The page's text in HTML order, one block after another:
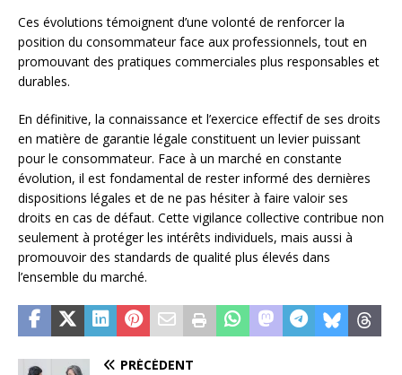
Ces évolutions témoignent d’une volonté de renforcer la
position du consommateur face aux professionnels, tout en
promouvant des pratiques commerciales plus responsables et
durables.
En définitive, la connaissance et l’exercice effectif de ses droits
en matière de garantie légale constituent un levier puissant
pour le consommateur. Face à un marché en constante
évolution, il est fondamental de rester informé des dernières
dispositions légales et de ne pas hésiter à faire valoir ses
droits en cas de défaut. Cette vigilance collective contribue non
seulement à protéger les intérêts individuels, mais aussi à
promouvoir des standards de qualité plus élevés dans
l’ensemble du marché.
PRÉCÉDENT